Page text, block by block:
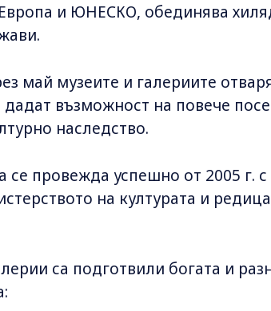
и ЮНЕСКО, обединява
май музеите и галериите
възможност на повече
наследство.
се провежда успешно от 2005 г.
на културата и
са подготвили богата и